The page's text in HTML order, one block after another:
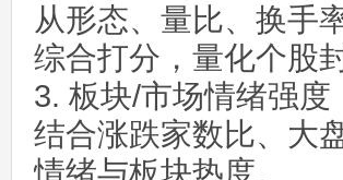
从形态、量比、换手
综合打分，量化个股
3. 板块/市场情绪强度
结合涨跌家数比、大
情绪与板块热度。